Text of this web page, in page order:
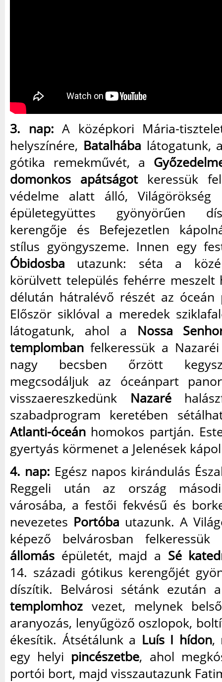
3. nap: A középkori Mária-
helyszínére, Batalhába látogatunk,
gótika remekművét, a
domonkos apátságotkeressük
védelme alatt álló, Világörökség
épületegyüttes gyönyörűen
kerengője és Befejezetlen
stílus gyöngyszeme. Innen egy
Óbidosba utazunk: séta a
körülvett település fehérre meszelt
délután hátralévő részét az
Először siklóval a meredek
látogatunk, ahol a Nossa
templomban felkeressük a
nagy becsben őrzött
megcsodáljuk az óceánpart
visszaereszkedünk Nazaré
szabadprogram keretében
Atlanti-óceán homokos partján.
gyertyás körmenet a Jelenések
4. nap: Egész napos kirándulás
Reggeli után az ország
városába, a festői fekvésű és
nevezetes Portóba utazunk. A
képező belvárosban
állomás épületét, majd a Sé
14. századi gótikus kerengőjét
díszítik. Belvárosi sétánk ezután
templomhoz vezet, melynek
aranyozás, lenyűgöző oszlopok,
ékesítik. Átsétálunk a Luís I hídon,
egy helyi pincészetbe, ahol
portói bort, majd visszautazunk